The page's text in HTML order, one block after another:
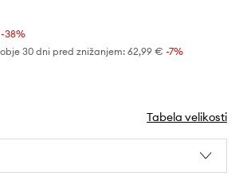
-38%
30 dni pred znižanjem: 62,99 € -7%
Tabela velikosti